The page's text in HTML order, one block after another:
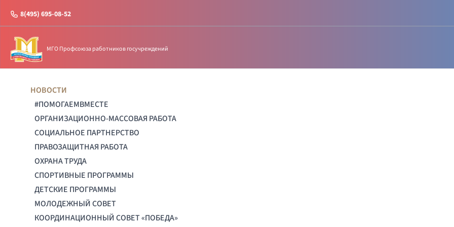
8(495) 695-08-52
МГО Профсоюза работников госучреждений
НОВОСТИ
#ПОМОГАЕМВМЕСТЕ
ОРГАНИЗАЦИОННО-МАССОВАЯ РАБОТА
СОЦИАЛЬНОЕ ПАРТНЕРСТВО
ПРАВОЗАЩИТНАЯ РАБОТА
ОХРАНА ТРУДА
СПОРТИВНЫЕ ПРОГРАММЫ
ДЕТСКИЕ ПРОГРАММЫ
МОЛОДЕЖНЫЙ СОВЕТ
КООРДИНАЦИОННЫЙ СОВЕТ «ПОБЕДА»